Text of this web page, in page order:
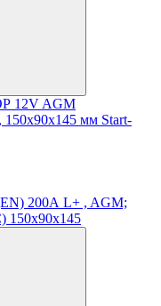
12V AGM
мм Start-